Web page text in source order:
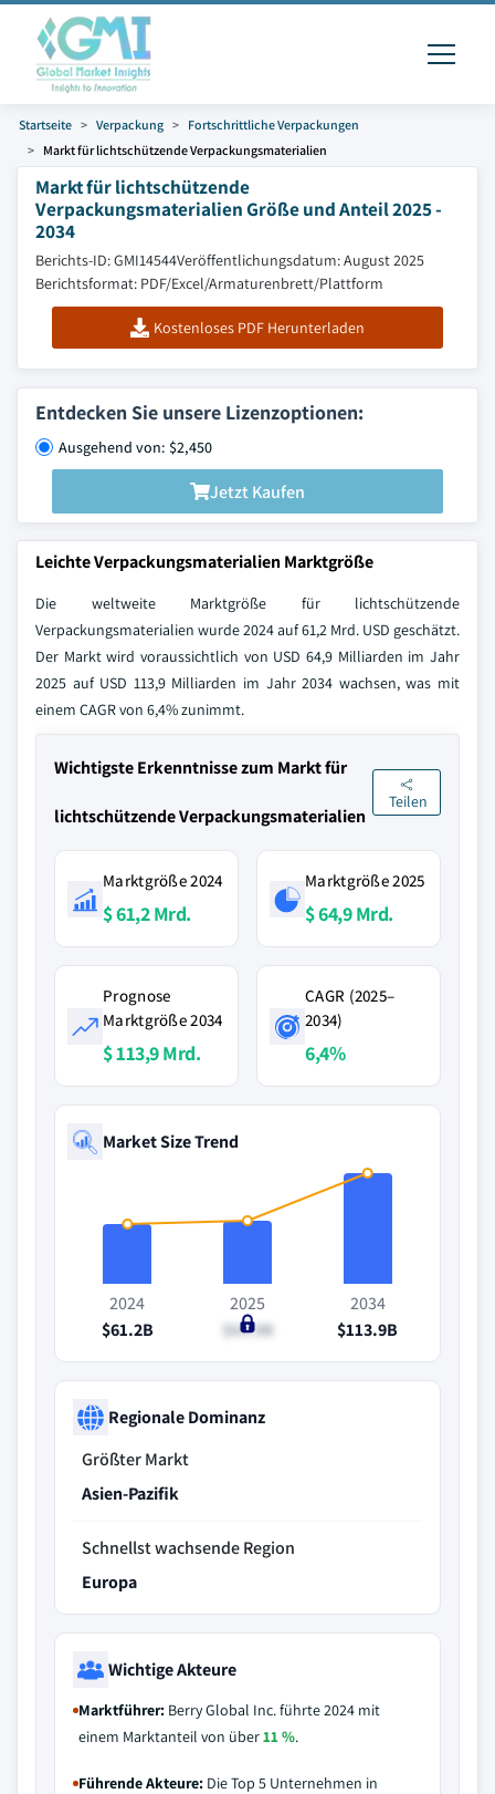
Startseite Verpackung
Fortschrittliche Verpackungen
Markt für lichtschützende Verpackungsmaterialien
Markt für lichtschützende
Verpackungsmaterialien Größe und Anteil 2025 -
2034
Berichts-ID: GMI14544Veröffentlichungsdatum: August 2025
Berichtsformat: PDF/Excel/Armaturenbrett/Plattform
Kostenloses PDF Herunterladen
Entdecken Sie unsere Lizenzoptionen:
Ausgehend von: $2,450
Jetzt Kaufen
Leichte Verpackungsmaterialien Marktgröße
Die weltweite Marktgröße für lichtschützende
Verpackungsmaterialien wurde 2024 auf 61,2 Mrd. USD geschätzt.
Der Markt wird voraussichtlich von USD 64,9 Milliarden im Jahr
2025 auf USD 113,9 Milliarden im Jahr 2034 wachsen, was mit
einem CAGR von 6,4% zunimmt.
Wichtigste Erkenntnisse zum Markt für
lichtschützende Verpackungsmaterialien
Teilen
Marktgröße 2024
$ 61,2 Mrd.
Marktgröße 2025
$ 64,9 Mrd.
Prognose
Marktgröße 2034
$ 113,9 Mrd.
CAGR (2025–
2034)
6,4%
Market Size Trend
2024
$61.2B
2025
$64.9B
2034
$113.9B
Regionale Dominanz
Größter Markt
Asien-Pazifik
Schnellst wachsende Region
Europa
Wichtige Akteure
Marktführer: Berry Global Inc. führte 2024 mit
einem Marktanteil von über11 %.
Führende Akteure: Die Top 5 Unternehmen in